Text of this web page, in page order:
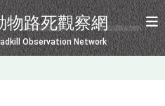
物路死觀察網
Observation Network